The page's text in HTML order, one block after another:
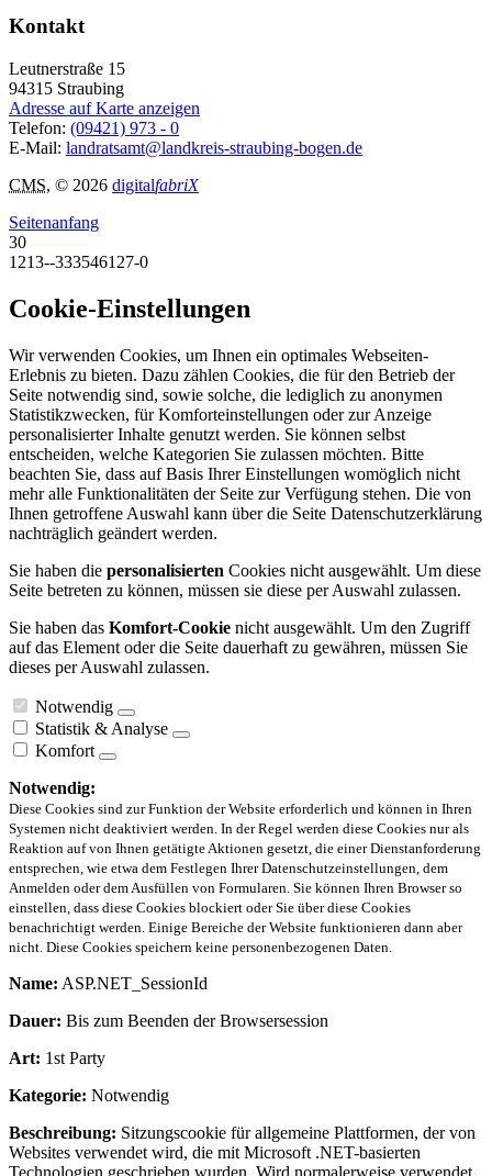
Kontakt
Leutnerstraße 15
94315 Straubing
Adresse auf Karte anzeigen
Telefon: (09421) 973 - 0
E-Mail: landratsamt@landkreis-straubing-bogen.de
CMS, © 2026 digitalfabriX
Seitenanfang
30
1213--333546127-0
Cookie-Einstellungen
Wir verwenden Cookies, um Ihnen ein optimales Webseiten-
Erlebnis zu bieten. Dazu zählen Cookies, die für den Betrieb der
Seite notwendig sind, sowie solche, die lediglich zu anonymen
Statistikzwecken, für Komforteinstellungen oder zur Anzeige
personalisierter Inhalte genutzt werden. Sie können selbst
entscheiden, welche Kategorien Sie zulassen möchten. Bitte
beachten Sie, dass auf Basis Ihrer Einstellungen womöglich nicht
mehr alle Funktionalitäten der Seite zur Verfügung stehen. Die von
Ihnen getroffene Auswahl kann über die Seite Datenschutzerklärung
nachträglich geändert werden.
Sie haben die personalisierten Cookies nicht ausgewählt. Um diese
Seite betreten zu können, müssen sie diese per Auswahl zulassen.
Sie haben das Komfort-Cookie nicht ausgewählt. Um den Zugriff
auf das Element oder die Seite dauerhaft zu gewähren, müssen Sie
dieses per Auswahl zulassen.
Notwendig
Statistik & Analyse
Komfort
Notwendig:
Diese Cookies sind zur Funktion der Website erforderlich und können in Ihren
Systemen nicht deaktiviert werden. In der Regel werden diese Cookies nur als
Reaktion auf von Ihnen getätigte Aktionen gesetzt, die einer Dienstanforderung
entsprechen, wie etwa dem Festlegen Ihrer Datenschutzeinstellungen, dem
Anmelden oder dem Ausfüllen von Formularen. Sie können Ihren Browser so
einstellen, dass diese Cookies blockiert oder Sie über diese Cookies
benachrichtigt werden. Einige Bereiche der Website funktionieren dann aber
nicht. Diese Cookies speichern keine personenbezogenen Daten.
Name: ASP.NET_SessionId
Dauer: Bis zum Beenden der Browsersession
Art: 1st Party
Kategorie: Notwendig
Beschreibung: Sitzungscookie für allgemeine Plattformen, der von
Websites verwendet wird, die mit Microsoft .NET-basierten
Technologien geschrieben wurden. Wird normalerweise verwendet,